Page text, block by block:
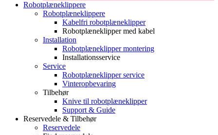
Robotplæneklippere
Robotplæneklippere
Kabelfri robotplæneklipper
Robotplæneklipper med kabel
Installation
Robotplæneklipper montering
Installationsservice
Service
Robotplæneklipper service
Vinteropbevaring
Tilbehør
Knive til robotplæneklipper
Support & Guide
Reservedele & Tilbehør
Reservedele